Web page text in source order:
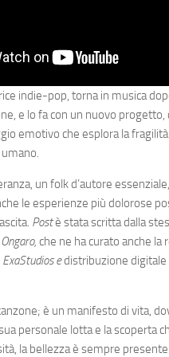
indie-pop, torna in musica
e lo fa con un nuovo progetto,
emotivo che esplora la
un folk d’autore
le esperienze più dolorose
Postè stata scritta dalla
che ne ha curato anche la
ExaStudios edistribuzione digitale
è un manifesto di vita,
personale lotta e la scoperta
la bellezza è sempre